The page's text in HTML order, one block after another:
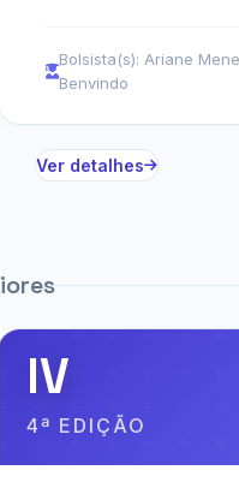
Bolsista(s): Ariane
Benvindo
Ver detalhes
IV
4ª EDIÇÃO